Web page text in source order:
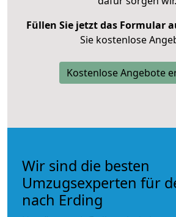
Füllen Sie jetzt das Formular
Sie kostenlose
Kostenlose Angebote
Wir sind die besten
Umzugsexperten für
nach Erding